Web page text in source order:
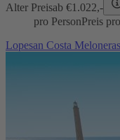
Alter Preisab €1.022,-
pro PersonPreis
Lopesan Costa